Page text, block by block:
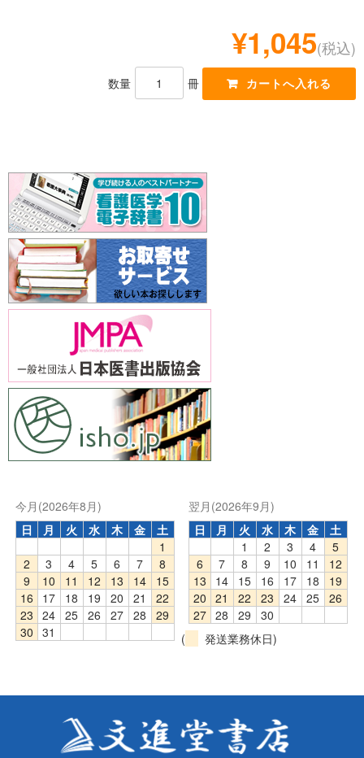
¥1,045(税込)
数量 冊
今月(2026年8月)
日
月 火 水 木 金
土
1
2
3 4 5 6 7
8
9
10 11 12 13 14
15
16
17 18 19 20 21
22
23
24 25 26 27 28
29
30
31
翌月(2026年9月)
日
月 火 水 木 金
土
1
2 3 4
5
6
7 8 9 10 11
12
13
14 15 16 17 18
19
20
21 22 23 24 25
26
27 28 29
30
(
発送業務休日)